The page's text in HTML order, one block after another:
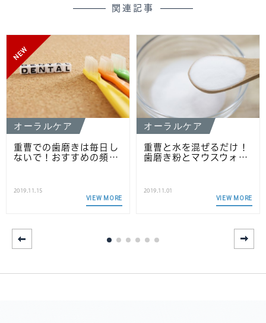
関連記事
NEW
オーラルケア
重曹での歯磨きは毎日し
ないで！おすすめの頻…
2019.11.15
VIEW MORE
オーラルケア
重曹と水を混ぜるだけ！
歯磨き粉とマウスウォ…
2019.11.01
VIEW MORE